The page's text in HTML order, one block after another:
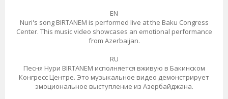
EN
Nuri's song BIRTANEM is performed live at the Baku Congress
Center. This music video showcases an emotional performance
from Azerbaijan.
RU
Песня Нури BIRTANEM исполняется вживую в Бакинском
Конгресс Центре. Это музыкальное видео демонстрирует
эмоциональное выступление из Азербайджана.